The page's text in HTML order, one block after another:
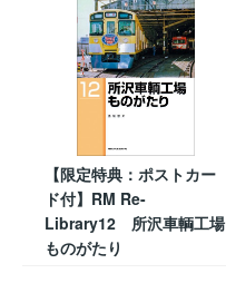
【限定特典：ポストカー
ド付】RM Re-
Library12 所沢車輌工場
ものがたり